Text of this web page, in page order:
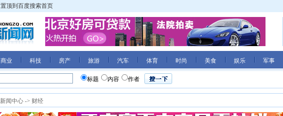
顶到百度搜索首页
商业 科技 房产 旅游 汽车 体育 时尚 美食 娱乐 军事
标题 内容 作者
新闻中心 -> 财经